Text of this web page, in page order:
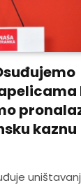
kaznu